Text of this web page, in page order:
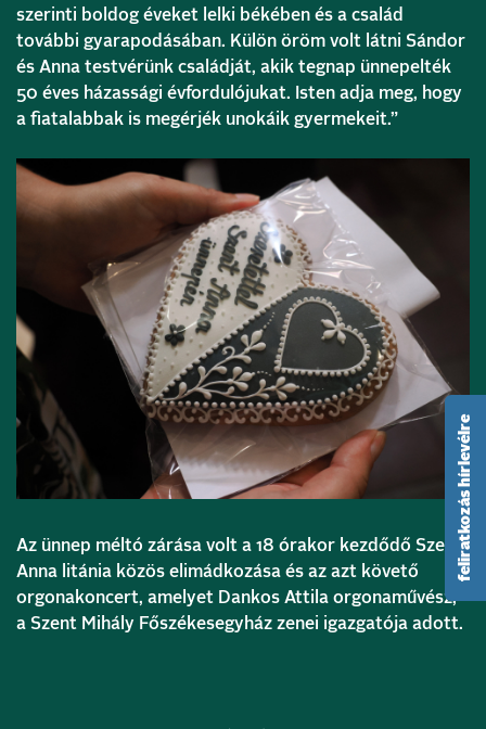
szerinti boldog éveket lelki békében és a család
további gyarapodásában. Külön öröm volt látni Sándor
és Anna testvérünk családját, akik tegnap ünnepelték
50 éves házassági évfordulójukat. Isten adja meg, hogy
a fiatalabbak is megérjék unokáik gyermekeit.”
Az ünnep méltó zárása volt a 18 órakor kezdődő Szent
Anna litánia közös elimádkozása és az azt követő
orgonakoncert, amelyet Dankos Attila orgonaművész,
a Szent Mihály Főszékesegyház zenei igazgatója adott.
feliratkozás hírlevélre